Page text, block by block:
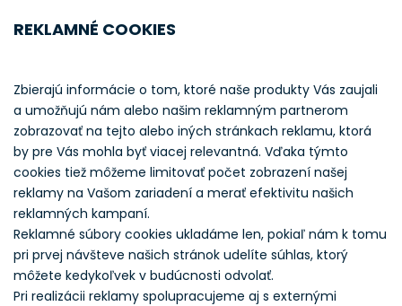
REKLAMNÉ COOKIES
Zbierajú informácie o tom, ktoré naše produkty Vás zaujali
a umožňujú nám alebo našim reklamným partnerom
zobrazovať na tejto alebo iných stránkach reklamu, ktorá
by pre Vás mohla byť viacej relevantná. Vďaka týmto
cookies tiež môžeme limitovať počet zobrazení našej
reklamy na Vašom zariadení a merať efektivitu našich
reklamných kampaní.
Reklamné súbory cookies ukladáme len, pokiaľ nám k tomu
pri prvej návšteve našich stránok udelíte súhlas, ktorý
môžete kedykoľvek v budúcnosti odvolať.
Pri realizácii reklamy spolupracujeme aj s externými